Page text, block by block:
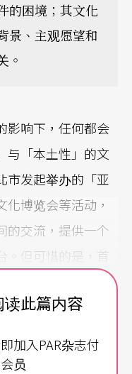
的困境；其文化
景、主观愿望和
。
影响下，任何都会
与「本土性」的文
市发起举办的「亚
博览会等活动，
的交流，提供一个
。但可惜的是，首
项活动，使得这
对等的活动支援
此篇内容
加入PAR杂志付
员